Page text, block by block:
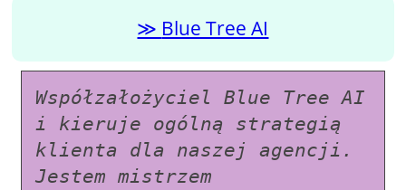
Blue Tree AI
Współzałożyciel Blue Tree AI
i kieruje ogólną strategią
klienta dla naszej agencji.
Jestem mistrzem